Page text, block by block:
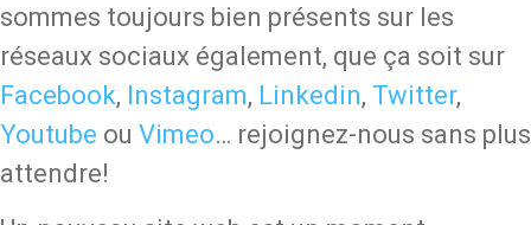
sommes toujours bien présents sur les
réseaux sociaux également, que ça soit sur
Facebook, Instagram, Linkedin, Twitter,
Youtube ou Vimeo… rejoignez-nous sans plus
attendre!